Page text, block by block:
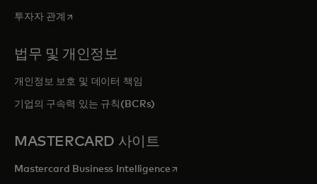
투자자 관계 새 탭에서 열림
법무 및 개인정보
개인정보 보호 및 데이터 책임
기업의 구속력 있는 규칙(BCRs)
MASTERCARD 사이트
Mastercard Business Intelligence새 탭에서 열림